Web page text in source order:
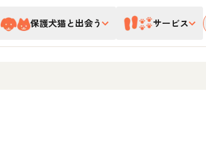
保護犬猫と出会う サービス